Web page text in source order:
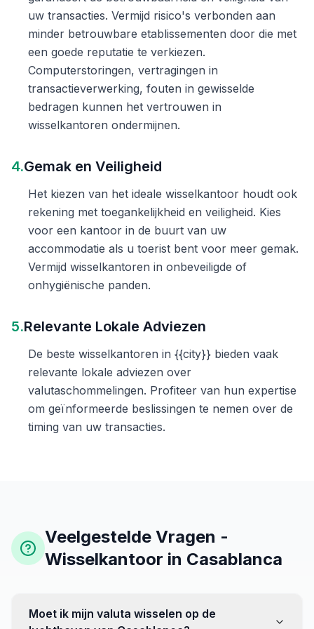
uw transacties. Vermijd risico's verbonden aan
minder betrouwbare etablissementen door die met
een goede reputatie te verkiezen.
Computerstoringen, vertragingen in
transactieverwerking, fouten in gewisselde
bedragen kunnen het vertrouwen in
wisselkantoren ondermijnen.
4.Gemak en Veiligheid
Het kiezen van het ideale wisselkantoor houdt ook
rekening met toegankelijkheid en veiligheid. Kies
voor een kantoor in de buurt van uw
accommodatie als u toerist bent voor meer gemak.
Vermijd wisselkantoren in onbeveiligde of
onhygiënische panden.
5.Relevante Lokale Adviezen
De beste wisselkantoren in {{city}} bieden vaak
relevante lokale adviezen over
valutaschommelingen. Profiteer van hun expertise
om geïnformeerde beslissingen te nemen over de
timing van uw transacties.
Veelgestelde Vragen -
Wisselkantoor in Casablanca
Moet ik mijn valuta wisselen op de